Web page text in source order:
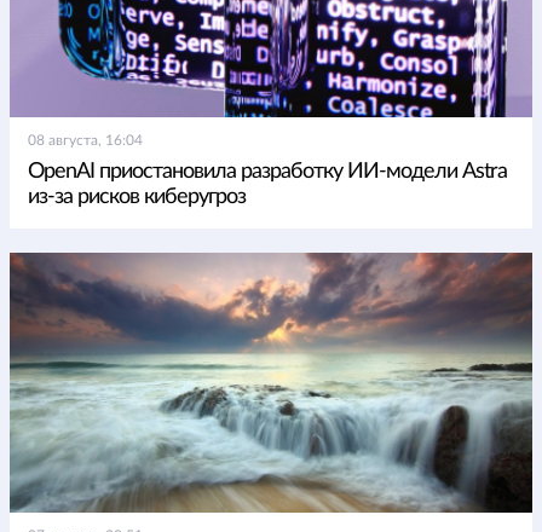
08 августа, 16:04
OpenAI приостановила разработку ИИ-модели Astra
из-за рисков киберугроз